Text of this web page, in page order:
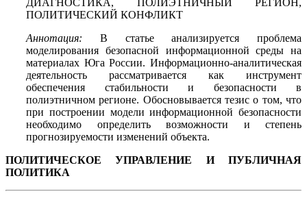
ПОЛИТИЧЕСКИЙ КОНФЛИКТ
Аннотация: В статье анализируется проблема
моделирования безопасной информационной среды на
материалах Юга России. Информационно-аналитическая
деятельность рассматривается как инструмент
обеспечения стабильности и безопасности в
полиэтничном регионе. Обосновывается тезис о том, что
при построении модели информационной безопасности
необходимо определить возможности и степень
прогнозируемости изменений объекта.
ПОЛИТИЧЕСКОЕ УПРАВЛЕНИЕ И ПУБЛИЧНАЯ
ПОЛИТИКА